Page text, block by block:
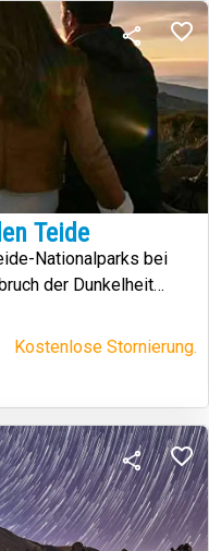
Teide
Nationalparks bei
der Dunkelheit
sehen, einem der
Kostenlose Stornierung.